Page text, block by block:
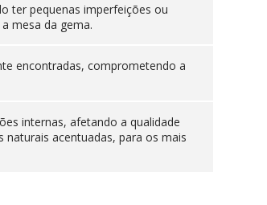
ter pequenas imperfeições ou
mesa da gema.
encontradas, comprometendo a
internas, afetando a qualidade
acentuadas, para os mais